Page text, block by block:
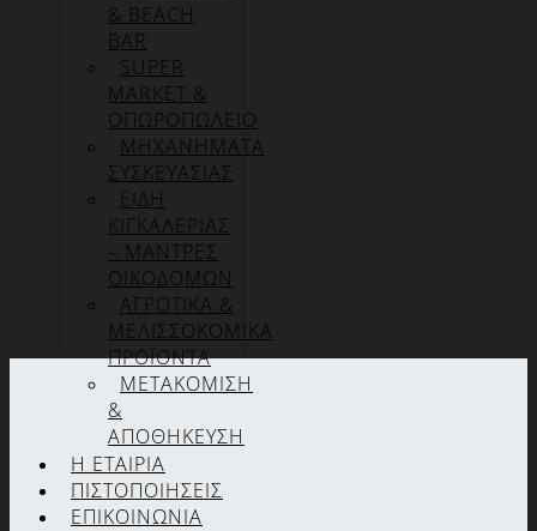
& BEACH
BAR
SUPER
MARKET &
ΟΠΩΡΟΠΩΛΕΙΟ
ΜΗΧΑΝΗΜΑΤΑ
ΣΥΣΚΕΥΑΣΙΑΣ
ΕΙΔΗ
ΚΙΓΚΑΛΕΡΙΑΣ
– ΜΑΝΤΡΕΣ
ΟΙΚΟΔΟΜΩΝ
ΑΓΡΟΤΙΚΑ &
ΜΕΛΙΣΣΟΚΟΜΙΚΑ
ΠΡΟΪΟΝΤΑ
ΜΕΤΑΚΟΜΙΣΗ
&
ΑΠΟΘΗΚΕΥΣΗ
Η ΕΤΑΙΡΊΑ
ΠΙΣΤΟΠΟΙΉΣΕΙΣ
ΕΠΙΚΟΙΝΩΝΊΑ